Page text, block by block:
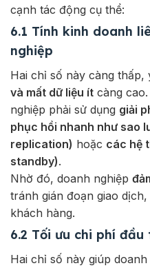
cạnh tác động cụ thể:
6.1 Tính kinh doanh
nghiệp
Hai chỉ số này càng thấp,
và mất dữ liệu ít càng
nghiệp phải sử dụng giải
phục hồi nhanh như sao
replication) hoặc các hệ
standby).
Nhờ đó, doanh nghiệp
tránh gián đoạn giao
khách hàng.
6.2 Tối ưu chi phí đầu
Hai chỉ số này giúp doanh